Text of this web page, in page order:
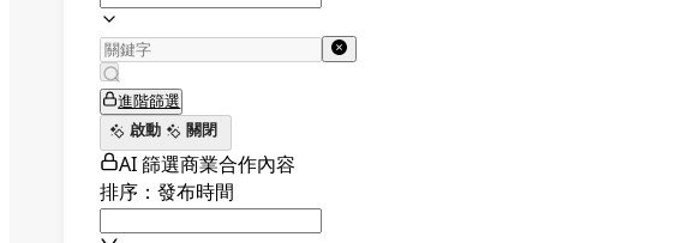
進階篩選
啟動
關閉
AI 篩選商業合作內容
排序：發布時間